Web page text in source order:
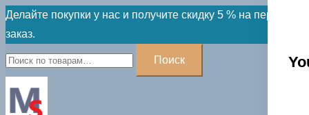
Skip
to
content
Делайте покупки у нас и получите скидку 5 % на первый
заказ.
Искать:
Поиск